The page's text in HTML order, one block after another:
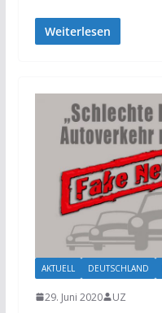
Weiterlesen
AKTUELL DEUTSCHLAND
29. Juni 2020 UZ